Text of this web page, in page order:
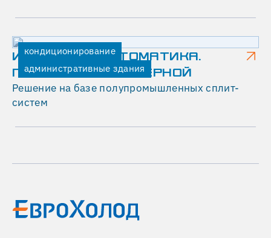
кондиционирование
административные здания
ИНВЕСТГАЗАВТОМАТИКА.
ПОМЕЩЕНИЕ СЕРВЕРНОЙ
Решение на базе полупромышленных сплит-
систем